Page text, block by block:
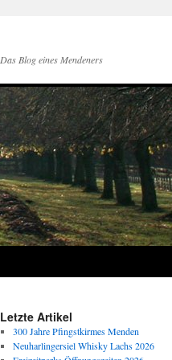
Das Blog eines Mendeners
Letzte Artikel
300 Jahre Pfingstkirmes Menden
Neuharlingersiel Whisky Lachs 2026